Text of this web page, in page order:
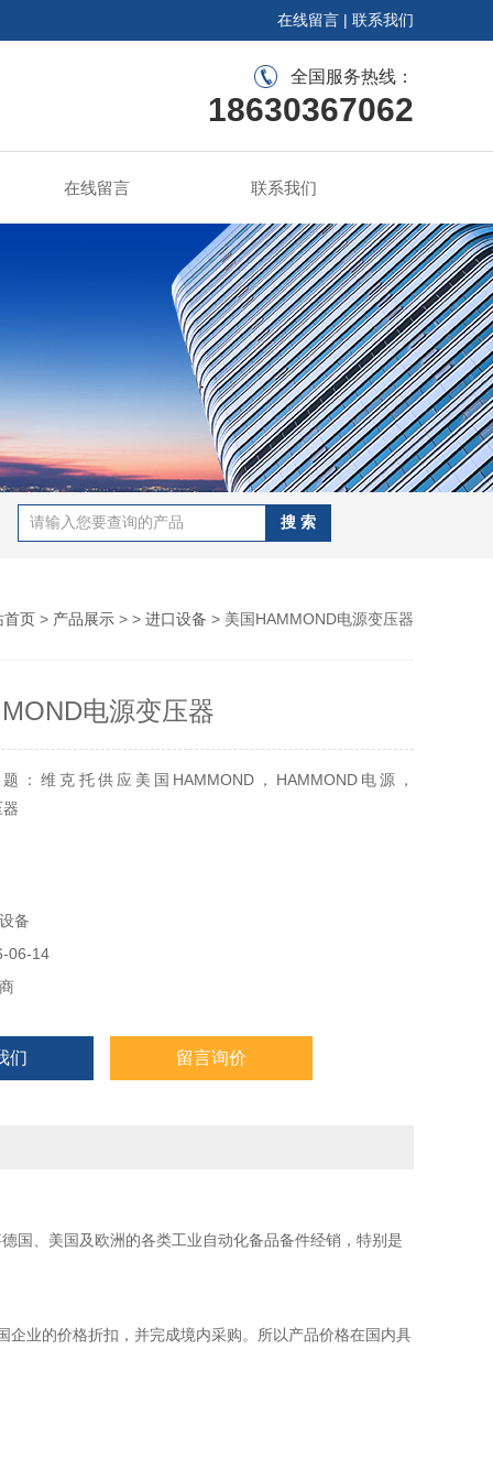
在线留言 | 联系我们
全国服务热线：
18630367062
在线留言 联系我们
首页 > 产品展示 > > 进口设备 > 美国HAMMOND电源变压器
电源变压器
：维克托供应美国HAMMOND，HAMMOND电源，
有限公司优势供应美国HAMMOND电源，HAMMOND变压
编码器，HAMMOND电抗器，HAMMOND控制变压器，
备
06-14
们 留言询价
国、美国及欧洲的各类工业自动化备品备件经销，特别是
的价格折扣，并完成境内采购。所以产品价格在国内具